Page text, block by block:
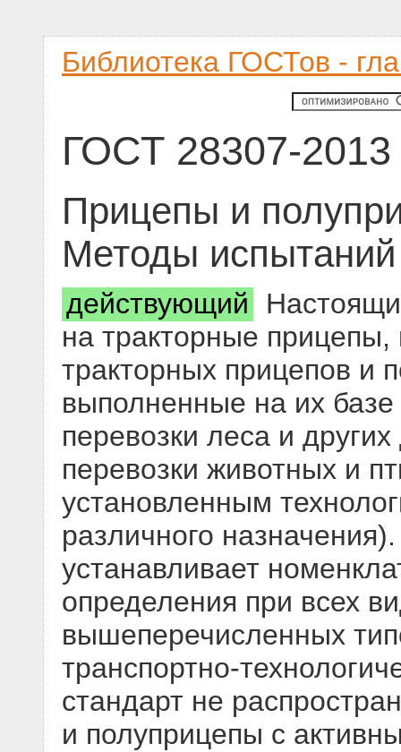
Библиотека ГОСТов -
ГОСТ 28307-2013
Прицепы и
Методы испытаний
действующий
на тракторные
тракторных прицепов и
выполненные на их
перевозки леса и
перевозки животных и
установленным
различного
устанавливает
определения при всех
вышеперечисленных
транспортно-
стандарт не
и полуприцепы с